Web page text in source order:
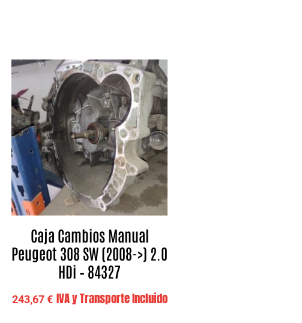
Caja Cambios Manual
Peugeot 308 SW (2008->) 2.0
HDi – 84327
243,67€ IVA y Transporte Incluido